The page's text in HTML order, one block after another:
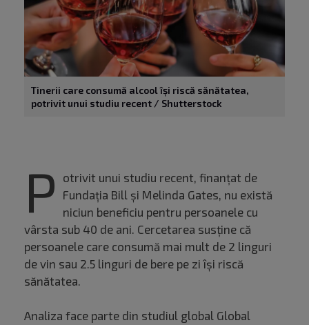
Tinerii care consumă alcool își riscă sănătatea,
potrivit unui studiu recent / Shutterstock
P
otrivit unui studiu recent, finanțat de
Fundația Bill și Melinda Gates, nu există
niciun beneficiu pentru persoanele cu
vârsta sub 40 de ani. Cercetarea susține că
persoanele care consumă mai mult de 2 linguri
de vin sau 2.5 linguri de bere pe zi își riscă
sănătatea.
Analiza face parte din studiul global Global